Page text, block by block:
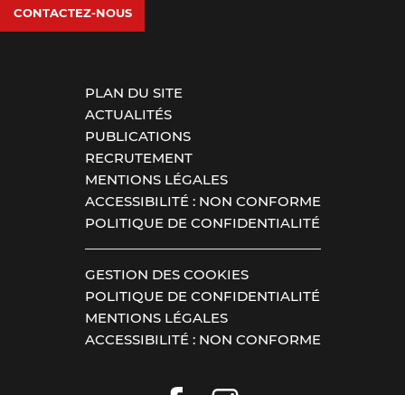
CONTACTEZ-NOUS
PLAN DU SITE
ACTUALITÉS
PUBLICATIONS
RECRUTEMENT
MENTIONS LÉGALES
ACCESSIBILITÉ : NON CONFORME
POLITIQUE DE CONFIDENTIALITÉ
GESTION DES COOKIES
POLITIQUE DE CONFIDENTIALITÉ
MENTIONS LÉGALES
ACCESSIBILITÉ : NON CONFORME